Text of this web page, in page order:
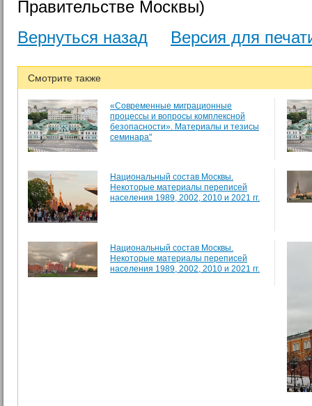
Правительстве Москвы)
Вернуться назад
Версия для
Смотрите также
«Современные миграционные
процессы и вопросы комплексной
безопасности». Материалы и тезисы
семинара"
Национальный состав Москвы.
Некоторые материалы переписей
населения 1989, 2002, 2010 и 2021 гг.
Национальный состав Москвы.
Некоторые материалы переписей
населения 1989, 2002, 2010 и 2021 гг.